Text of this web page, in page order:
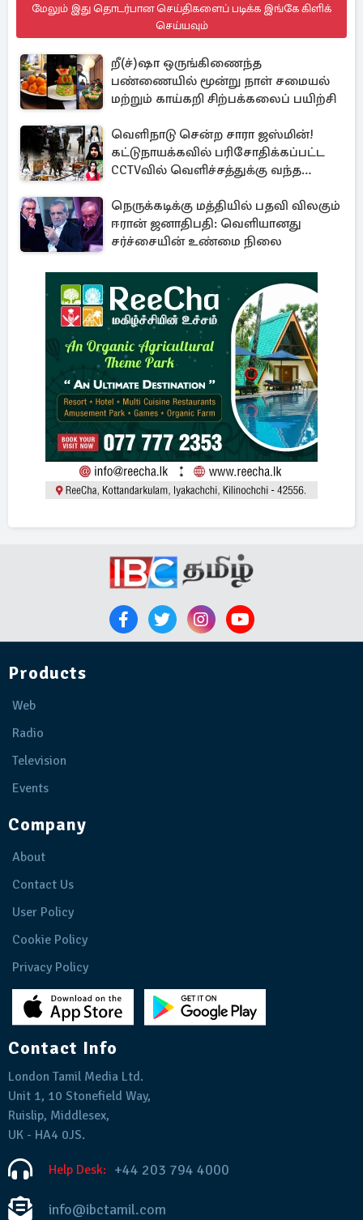
மேலும் இது தொடர்பான செய்திகளைப் படிக்க இங்கே கிளிக்
செய்யவும்
றீ(ச்)ஷா ஒருங்கிணைந்த
பண்ணையில் மூன்று நாள் சமையல்
மற்றும் காய்கறி சிற்பக்கலைப் பயிற்சி
வெளிநாடு சென்ற சாரா ஜஸ்மின்!
கட்டுநாயக்கவில் பரிசோதிக்கப்பட்ட
CCTVவில் வெளிச்சத்துக்கு வந்த
நெருக்கடிக்கு மத்தியில் பதவி விலகும்
ஈரான் ஜனாதிபதி: வெளியானது
சர்ச்சையின் உண்மை நிலை
Products
Web
Radio
Television
Events
Company
About
Contact Us
User Policy
Cookie Policy
Privacy Policy
Contact Info
London Tamil Media Ltd.
Unit 1, 10 Stonefield Way,
Ruislip, Middlesex,
UK - HA4 0JS.
Help Desk: +44 203 794 4000
info@ibctamil.com